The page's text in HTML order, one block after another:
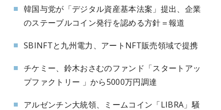
韓国与党が「デジタル資産基本法案」提出、企業
のステーブルコイン発行を認める方針＝報道
SBINFTと九州電力、アートNFT販売領域で提携
チケミー、鈴木おさむのファンド「スタートアッ
プファクトリー 」から5000万円調達
アルゼンチン大統領、ミームコイン「LIBRA」騒